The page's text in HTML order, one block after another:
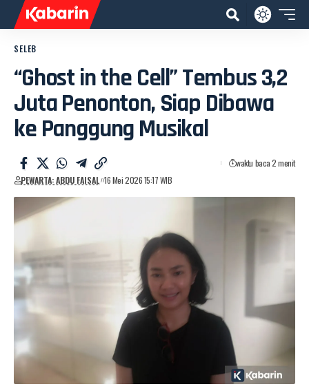
SELEB
“Ghost in the Cell” Tembus 3,2
Juta Penonton, Siap Dibawa
ke Panggung Musikal
PEWARTA: ABDU FAISAL 16 Mei 2026 15:17 WIB
waktu baca 2 menit